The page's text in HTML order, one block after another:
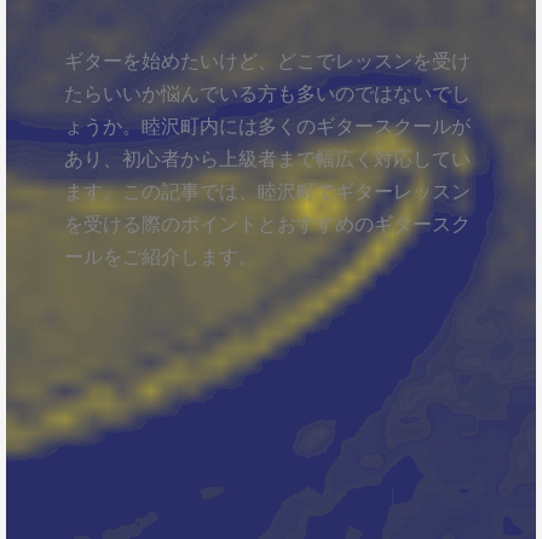
ギターを始めたいけど、どこでレッスンを受け
たらいいか悩んでいる方も多いのではないでし
ょうか。睦沢町内には多くのギタースクールが
あり、初心者から上級者まで幅広く対応してい
ます。この記事では、睦沢町でギターレッスン
を受ける際のポイントとおすすめのギタースク
ールをご紹介します。